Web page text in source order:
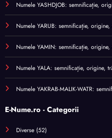
Numele YASHDJOB: semnificație,
Numele YARUB: semnificație,
Numele YAMIN: semnificație,
Numele YALA: semnificație, origine,
Numele YAKRAB-MALIK-WATR:
E-Nume.ro - Categorii
Diverse (52)